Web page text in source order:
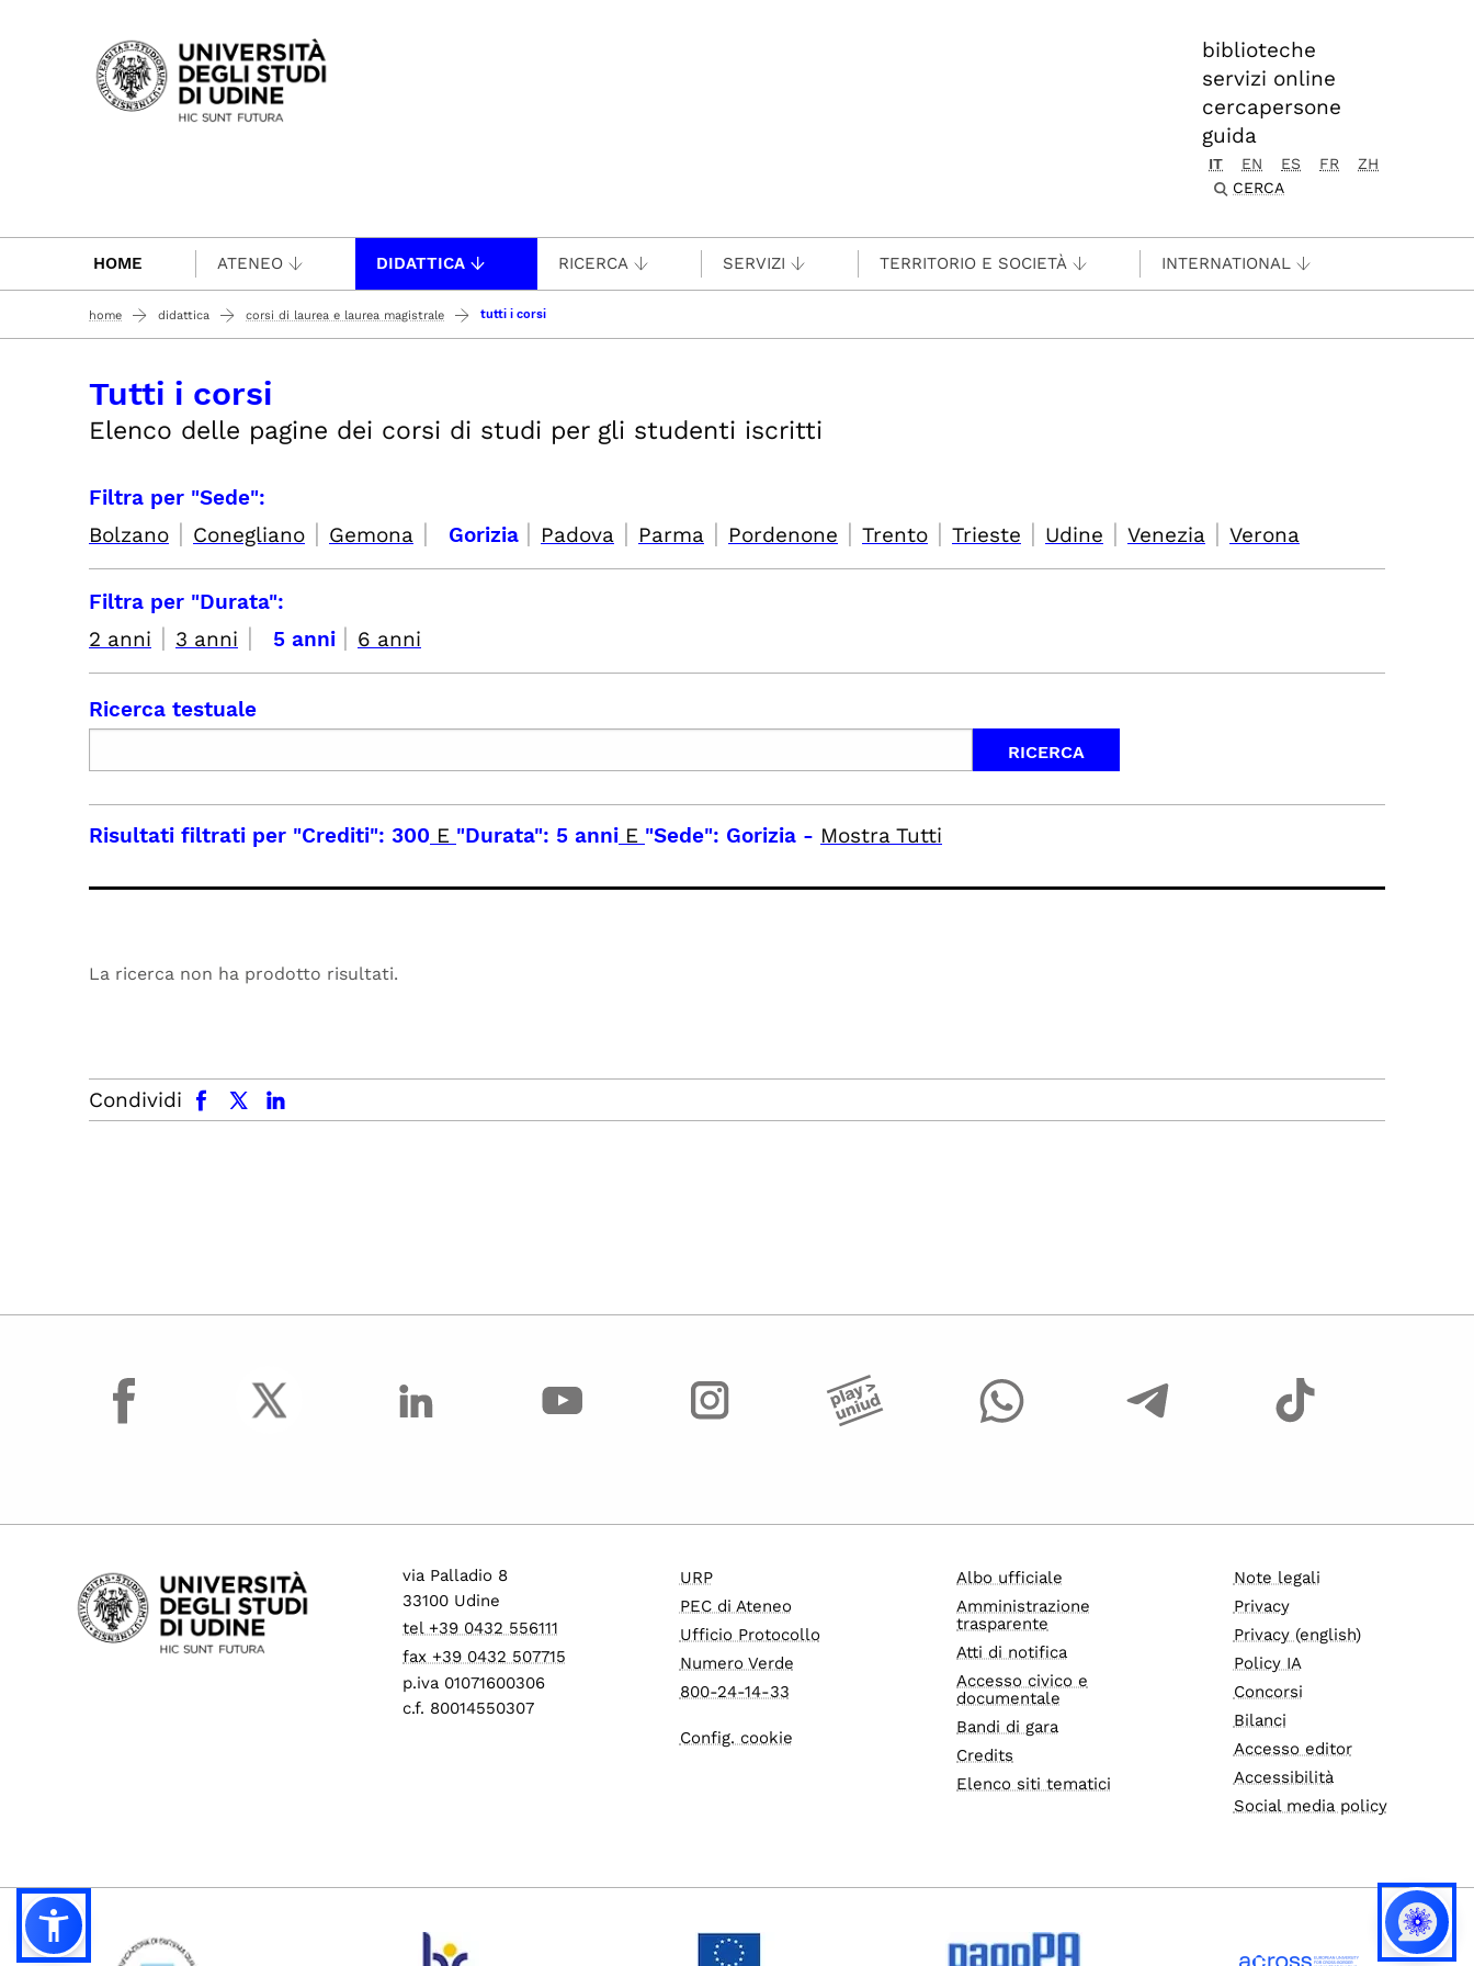
Passa al contenuto principale
biblioteche
servizi online
cercapersone
guida
IT EN ES FR
ZH
CERCA
HOME ATENEO DIDATTICA RICERCA SERVIZI TERRITORIO E SOCIETÀ INTERNATIONAL
home didattica corsi di laurea e laurea magistrale tutti i corsi
Tutti i corsi
Elenco delle pagine dei corsi di studi per gli studenti iscritti
Filtra per "Sede":
Bolzano | Conegliano | Gemona | Gorizia | Padova | Parma | Pordenone | Trento | Trieste | Udine | Venezia | Verona
Filtra per "Durata":
2 anni | 3 anni | 5 anni | 6 anni
Ricerca testuale
Risultati filtrati per "Crediti": 300 E "Durata": 5 anni E "Sede": Gorizia - Mostra Tutti
La ricerca non ha prodotto risultati.
Condividi
facebook x.com linkedin
facebook
via Palladio 8
33100 Udine
tel +39 0432 556111
fax +39 0432 507715
p.iva 01071600306
c.f. 80014550307
URP
PEC di Ateneo
Ufficio Protocollo
Numero Verde
800-24-14-33
Config. cookie
Albo ufficiale
Amministrazione
trasparente
Atti di notifica
Accesso civico e
documentale
Bandi di gara
Credits
Elenco siti tematici
Note legali
Privacy
Privacy (english)
Policy IA
Concorsi
Bilanci
Accesso editor
Accessibilità
Social media policy